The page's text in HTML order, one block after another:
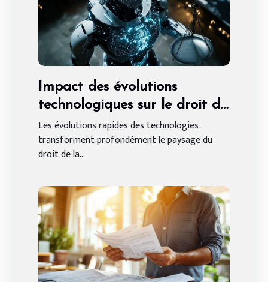
Impact des évolutions
technologiques sur le droit de
la propriété intellectuelle
Les évolutions rapides des technologies
transforment profondément le paysage du
droit de la...